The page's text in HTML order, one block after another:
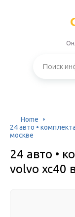
Home
24 авто •
москве
24 авто •
volvo xc40